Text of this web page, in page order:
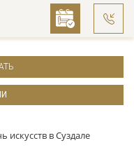
искусств в Суздале